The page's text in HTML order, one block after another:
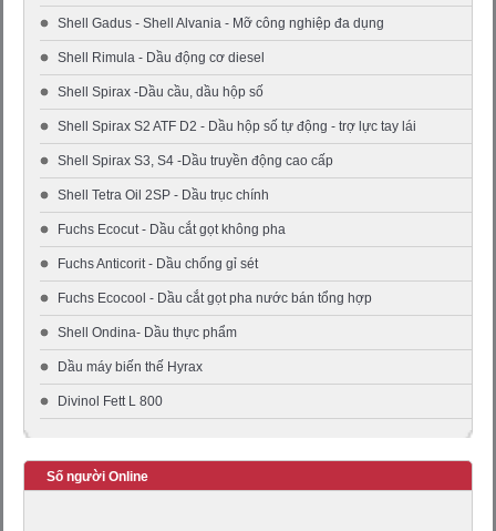
Shell Gadus - Shell Alvania - Mỡ công nghiệp đa dụng
Shell Rimula - Dầu động cơ diesel
Shell Spirax -Dầu cầu, dầu hộp số
Shell Spirax S2 ATF D2 - Dầu hộp số tự động - trợ lực tay lái
Shell Spirax S3, S4 -Dầu truyền động cao cấp
Shell Tetra Oil 2SP - Dầu trục chính
Fuchs Ecocut - Dầu cắt gọt không pha
Fuchs Anticorit - Dầu chống gỉ sét
Fuchs Ecocool - Dầu cắt gọt pha nước bán tổng hợp
Shell Ondina- Dầu thực phẩm
Dầu máy biến thế Hyrax
Divinol Fett L 800
Số người Online